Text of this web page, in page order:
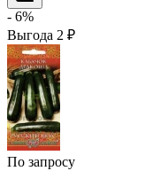
- 6%
Выгода 2 ₽
По запросу